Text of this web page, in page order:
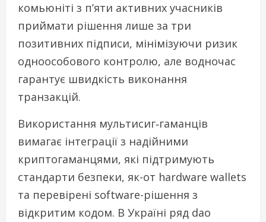
комьюніті з п’яти активних учасників
приймати рішення лише за три
позитивних підписи, мінімізуючи ризик
одноособового контролю, але водночас
гарантує швидкість виконання
транзакцій.
Використання мультисиг‑гаманців
вимагає інтеграції з надійними
криптогаманцями, які підтримують
стандарти безпеки, як-от hardware wallets
та перевірені software-рішення з
відкритим кодом. В Україні ряд dao